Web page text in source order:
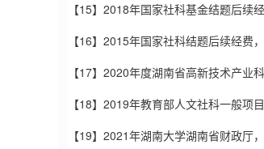
【15】2018年国家社科基金结题后续
【16】2015年国家社科结题后续经费
【17】2020年度湖南省高新技术产
【18】2019年教育部人文社科一般项
【19】2021年湖南大学湖南省财政厅